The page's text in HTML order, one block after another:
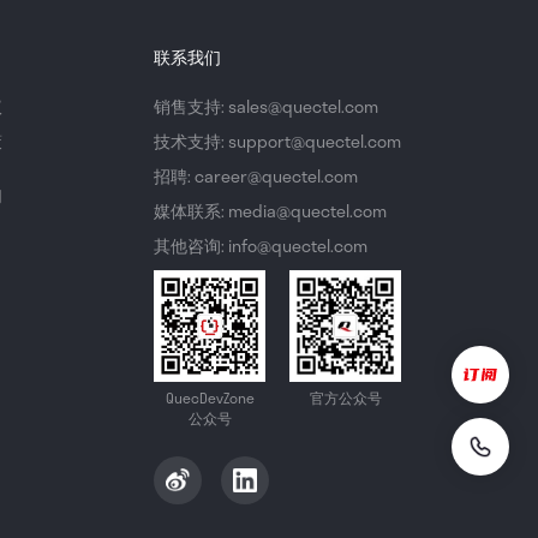
联系我们
销售支持: sales@quectel.com
技术支持: support@quectel.com
招聘: career@quectel.com
媒体联系: media@quectel.com
其他咨询: info@quectel.com
QuecDevZone
公众号
官方公众号